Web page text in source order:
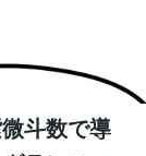
斗数で導